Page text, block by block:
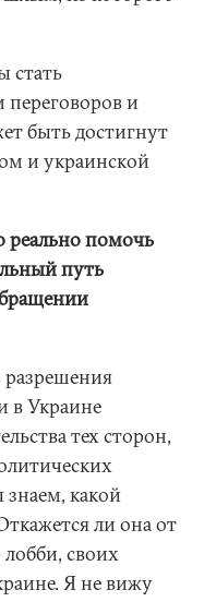
стать
и
быть достигнут
и украинской
реально помочь
путь
в Украине
тех сторон,
какой
ли она от
своих
Я не вижу